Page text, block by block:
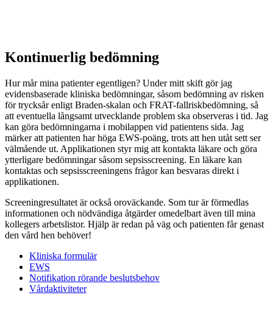
Kontinuerlig bedömning
Hur mår mina patienter egentligen? Under mitt skift gör jag
evidensbaserade kliniska bedömningar, såsom bedömning av risken
för trycksår enligt Braden-skalan och FRAT-fallriskbedömning, så
att eventuella långsamt utvecklande problem ska observeras i tid. Jag
kan göra bedömningarna i mobilappen vid patientens sida. Jag
märker att patienten har höga EWS-poäng, trots att hen utåt sett ser
välmående ut. Applikationen styr mig att kontakta läkare och göra
ytterligare bedömningar såsom sepsisscreening. En läkare kan
kontaktas och sepsisscreeningens frågor kan besvaras direkt i
applikationen.
Screeningresultatet är också oroväckande. Som tur är förmedlas
informationen och nödvändiga åtgärder omedelbart även till mina
kollegers arbetslistor. Hjälp är redan på väg och patienten får genast
den vård hen behöver!
Kliniska formulär
EWS
Notifikation rörande beslutsbehov
Vårdaktiviteter